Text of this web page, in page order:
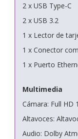
2 x USB Type-C
2 x USB 3.2
1 x Lector de
1 x Conector
1 x Puerto
Multimedia
Cámara: Full HD
Altavoces:
Audio: Dolby